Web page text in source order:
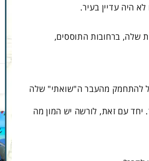
היה עדיין בעיר.
שלה, ברחובות התוססים,
קל להתחמק מהעבר ה"שואתי" שלה
יחד עם זאת, לורשה יש המון מה